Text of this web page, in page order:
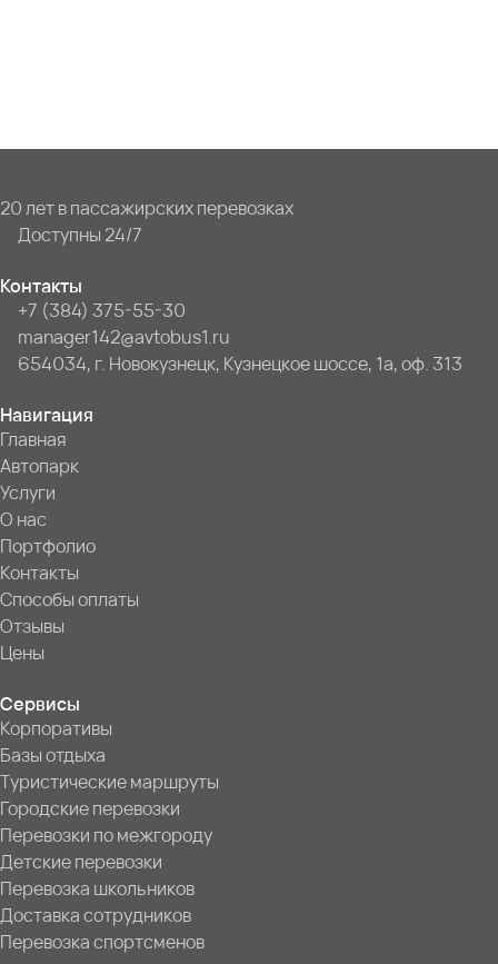
20 лет в пассажирских перевозках
Доступны 24/7
Контакты
+7 (384) 375-55-30
manager142@avtobus1.ru
654034, г. Новокузнецк, Кузнецкое шоссе, 1а, оф. 313
Навигация
Главная
Автопарк
Услуги
О нас
Портфолио
Контакты
Способы оплаты
Отзывы
Цены
Сервисы
Корпоративы
Базы отдыха
Туристические маршруты
Городские перевозки
Перевозки по межгороду
Детские перевозки
Перевозка школьников
Доставка сотрудников
Перевозка спортсменов